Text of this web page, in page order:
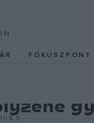
FÓKUSZPONT
5.